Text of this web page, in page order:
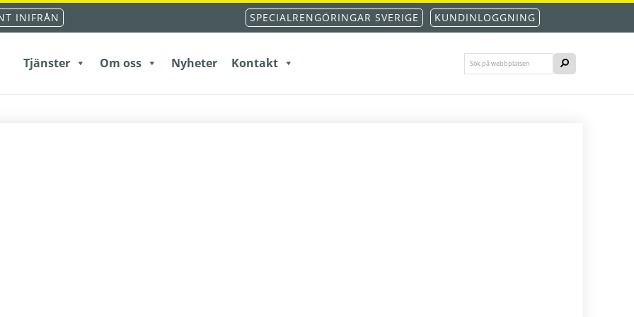
INIFRÅN SPECIALRENGÖRINGAR SVERIGE KUNDINLOGGNING
Tjänster Om oss Nyheter Kontakt
Sök
på
SÖK